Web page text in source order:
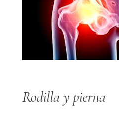
Rodilla y pierna